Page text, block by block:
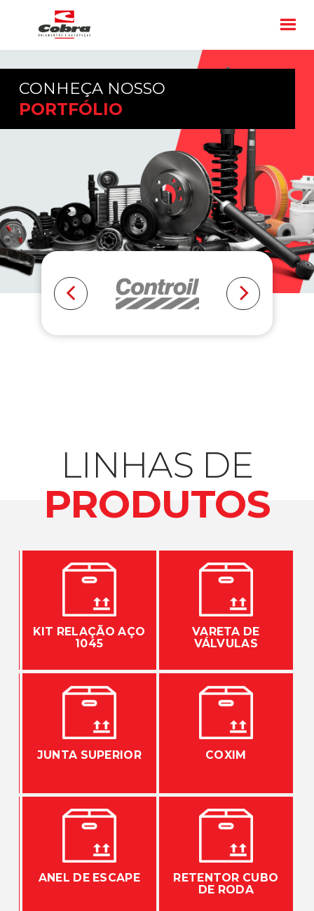
CONHEÇA NOSSO
PORTFÓLIO
KIT RELAÇÃO AÇO
1045
JUNTA SUPERIOR
ANEL DE ESCAPE
VARETA DE
VÁLVULAS
COXIM
RETENTOR CUBO
DE RODA
LINHAS DE
PRODUTOS